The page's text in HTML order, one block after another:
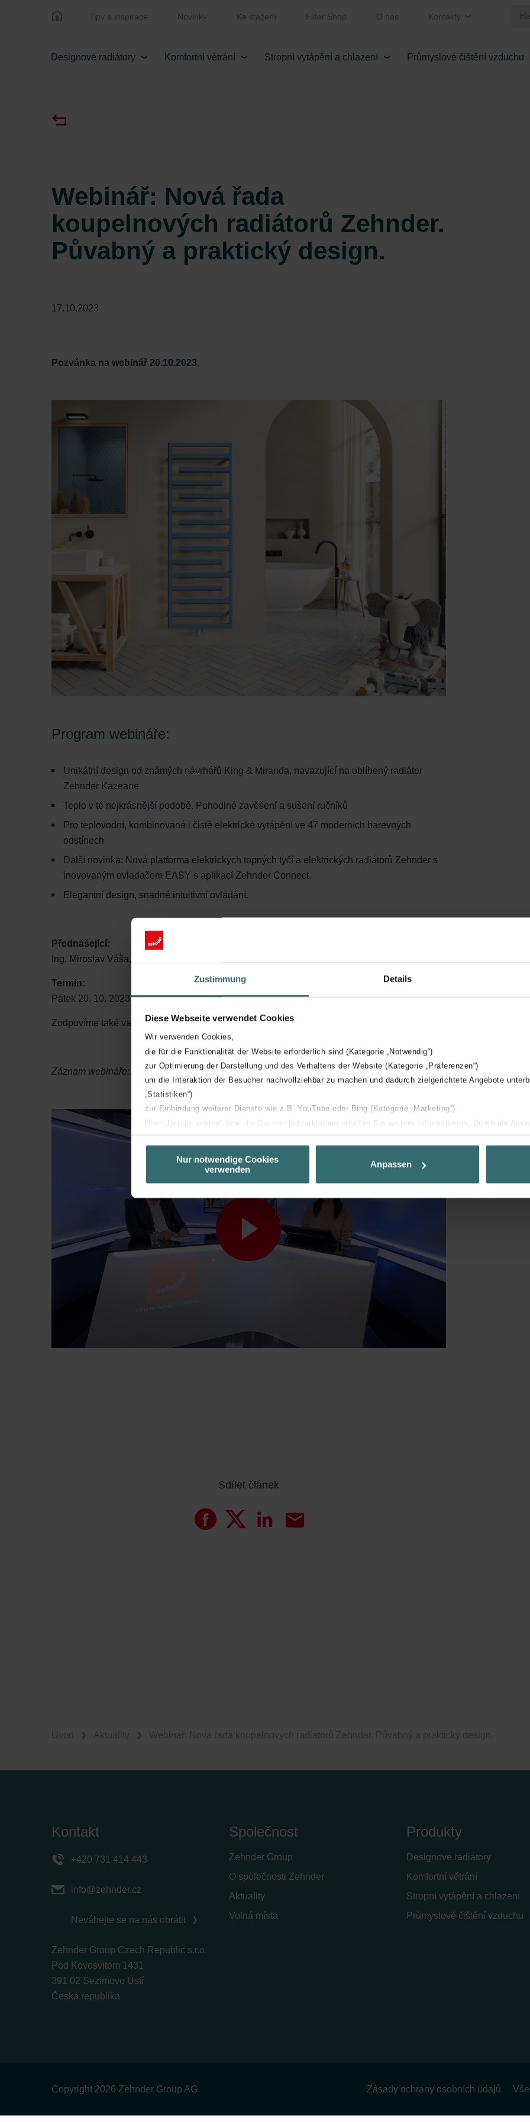
Zustimmung Details
Diese Webseite verwendet Cookies
Wir verwenden Cookies,
die für die Funktionalität der Website erforderlich sind (Kategorie „Notwendig“)
zur Optimierung der Darstellung und des Verhaltens der Website (Kategorie „Präferenzen“)
um die Interaktion der Besucher nachvollziehbar zu machen und dadurch zielgerichtete Angebote
„Statistiken“)
zur Einbindung weiterer Dienste wie z.B. YouTube oder Bing (Kategorie „Marketing“)
Über „Details zeigen“ bzw. die Datenschutzerklärung erhalten Sie weitere Informationen. Durch die
unserer Website verwenden, um Ihnen die bestmögliche Nutzererfahrung zu ermöglichen und Ihnen
basierend auf Ihren Interessen zur Verfügung zu stellen. Alle Einwilligungen können Sie
Datenschutzerklärung widerrufen.
Datenschutzerklärung der Zehnder Group
Zehnder Group AG: Data Privacy
Zehnder Group België nv/sa: Déclarations de confidentialité
Zehnder Group Czech Republic s.r.o.: Zásady ochrany osobních údajů
Zehnder Group Nederland bv: Privacyverklaringen
Nur notwendige Cookies
verwenden
Anpassen
Tipy a inspirace Novinky Ke stažení Filter Shop O nás Kontakty
Designové radiátory Komfortní větrání Stropní vytápění a chlazení Průmyslové čištění vzduchu
Webinář: Nová řada
koupelnových radiátorů Zehnder.
Půvabný a praktický design.
17.10.2023
Pozvánka na webinář 20.10.2023.
Program webináře:
Unikátní design od známých návrhářů King & Miranda, navazující na oblíbený radiátor
Zehnder Kazeane
Teplo v té nejkrásnější podobě. Pohodlné zavěšení a sušení ručníků
Pro teplovodní, kombinované i čistě elektrické vytápění ve 47 moderních barevných
odstínech
Další novinka: Nová platforma elektrických topných tyčí a elektrických radiátorů Zehnder s
inovovaným ovladačem EASY s aplikací Zehnder Connect.
Elegantní design, snadné intuitivní ovládání.
Přednášející:
Ing. Miroslav Váša, vedoucí prodeje designových radiátorů Zehnder
Termín:
Pátek 20. 10. 2023 od 10:00 do 11:00 hod.
Zodpovíme také vaše dotazy. Akce je akreditovaná na komoře ČKAIT i ČKA.
Záznam webináře:
Sdílet článek
Kontakt
+420 731 414 443
info@zehnder.cz
Neváhejte se na nás obrátit
Zehnder Group Czech Republic s.r.o.
Pod Kovosvitem 1431
391 02 Sezimovo Ústí
Česká republika
Společnost
Zehnder Group
O společnosti Zehnder
Aktuality
Volná místa
Produkty
Designové radiátory
Komfortní větrání
Stropní vytápění a chlazení
Průmyslové čištění vzduchu
Copyright 2026 Zehnder Group AG Zásady ochrany osobních údajů